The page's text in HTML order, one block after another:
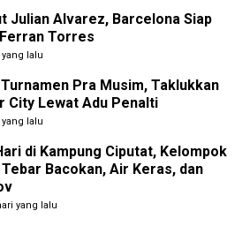
Julian Alvarez, Barcelona Siap
Torres
lalu
Pra Musim, Taklukkan
City Lewat Adu Penalti
lalu
di Kampung Ciputat, Kelompok
Bacokan, Air Keras, dan
yang lalu